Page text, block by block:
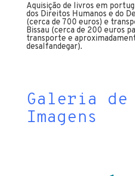
Aquisição de livros em
dos Direitos Humanos e do
(cerca de 700 euros) e
Bissau (cerca de 200 euros
transporte e
desalfandegar).
Galeria de
Imagens